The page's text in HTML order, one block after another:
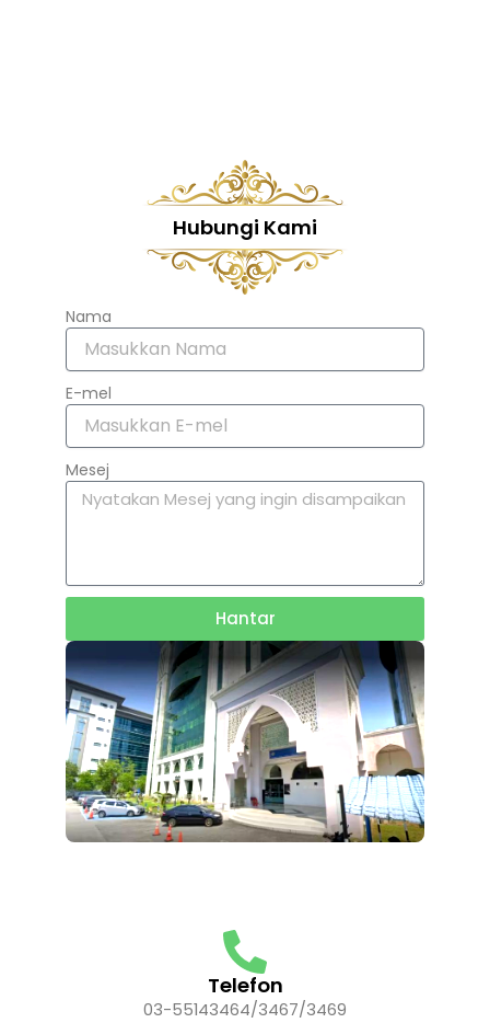
Hubungi Kami
Nama
E-mel
Mesej
Hantar
Telefon
03-55143464/3467/3469